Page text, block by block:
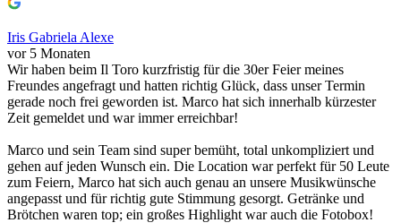
Iris Gabriela Alexe
vor 5 Monaten
Wir haben beim Il Toro kurzfristig für die 30er Feier meines
Freundes angefragt und hatten richtig Glück, dass unser Termin
gerade noch frei geworden ist. Marco hat sich innerhalb kürzester
Zeit gemeldet und war immer erreichbar!
Marco und sein Team sind super bemüht, total unkompliziert und
gehen auf jeden Wunsch ein. Die Location war perfekt für 50 Leute
zum Feiern, Marco hat sich auch genau an unsere Musikwünsche
angepasst und für richtig gute Stimmung gesorgt. Getränke und
Brötchen waren top; ein großes Highlight war auch die Fotobox!